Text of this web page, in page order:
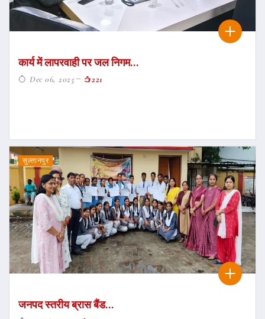
कार्य में लापरवाही पर जल निगम...
Dec 06, 2025 221
सुल्तानपुर
जनपद स्तरीय ब्रास बैंड...